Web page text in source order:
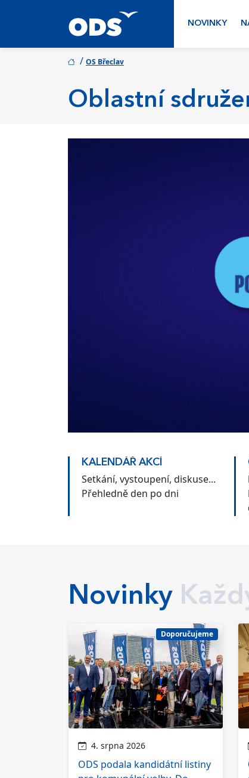
NOVINKY
/ OS Břeclav
Oblastní
KALENDÁŘ AKCÍ
Setkání, vystoupení, diskuse...
Přehledně den po dni
Novinky
Doporučujeme
4. srpna 2026
ODS podala kandidátní listiny